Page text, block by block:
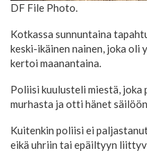
DF File Photo.
Kotkassa sunnuntaina
keski-ikäinen nainen, joka oli
kertoi maanantaina.
Poliisi kuulusteli miestä,
murhasta ja otti hänet
Kuitenkin poliisi ei
eikä uhriin tai epäiltyyn